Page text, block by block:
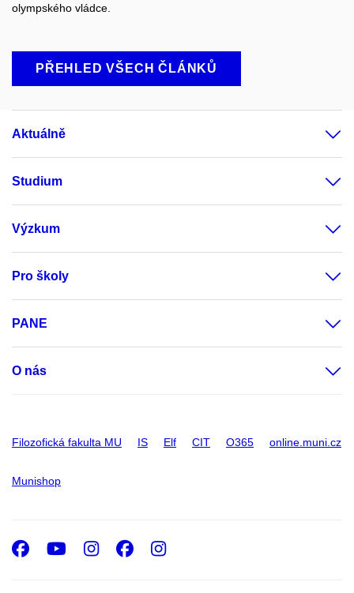
olympského vládce.
PŘEHLED VŠECH ČLÁNKŮ
Aktuálně
Studium
Výzkum
Pro školy
PANE
O nás
Filozofická fakulta MU IS Elf CIT O365 online.muni.cz
Munishop
Facebook
Youtube
Instagram
Facebook
Instagram